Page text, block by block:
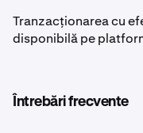
Tranzacționarea cu
disponibilă pe
Întrebări frecvente